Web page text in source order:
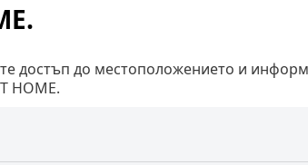
достъп до местоположението и
HOME.